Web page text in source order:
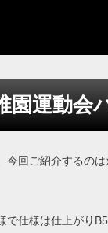
運動会
今回ご紹介するの
で仕様は仕上がり